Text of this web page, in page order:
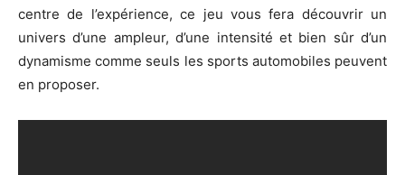
centre de l’expérience, ce jeu vous fera découvrir un
univers d’une ampleur, d’une intensité et bien sûr d’un
dynamisme comme seuls les sports automobiles peuvent
en proposer.